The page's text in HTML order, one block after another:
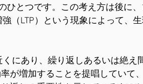
ひとつです。この考え方は後に
（LTP）という現象によって、
にあり、繰り返しあるいは絶え
が増加することを提唱していて、